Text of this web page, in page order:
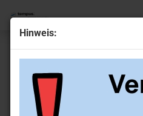
Hinweis:
Adressregister gebunden, WT